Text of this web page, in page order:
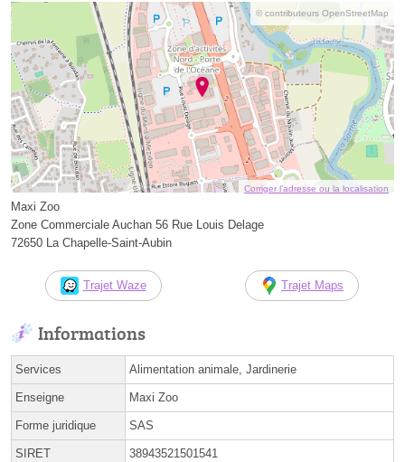
© contributeurs OpenStreetMap
Corriger l’adresse ou la localisation
Maxi Zoo
Zone Commerciale Auchan 56 Rue Louis Delage
72650 La Chapelle-Saint-Aubin
Trajet Waze Trajet Maps
Informations
Services Alimentation animale, Jardinerie
Enseigne Maxi Zoo
Forme juridique SAS
SIRET 38943521501541